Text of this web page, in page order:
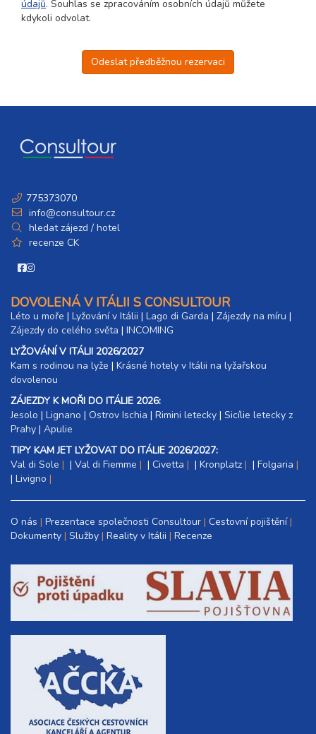
údajů. Souhlas se zpracováním osobních údajů můžete
kdykoli odvolat.
Odeslat předběžnou rezervaci
775373070
info@consultour.cz
hledat zájezd / hotel
recenze CK
DOVOLENÁ V ITÁLII S CONSULTOUR
Léto u moře | Lyžování v Itálii | Lago di Garda | Zájezdy na míru |
Zájezdy do celého světa | INCOMING
LYŽOVÁNÍ V ITÁLII 2026/2027
Kam s rodinou na lyže |​ Krásné hotely v Itálii na lyžařskou
dovolenou
ZÁJEZDY K MOŘI DO ITÁLIE 2026:
Jesolo | Lignano | Ostrov Ischia | Rimini letecky | Sicílie letecky z
Prahy | Apulie
TIPY KAM JET LYŽOVAT DO ITÁLIE 2026/2027:
Val di Sole
| Val di Fiemme | Civetta | Kronplatz | Folgaria
| Livigno
O nás Prezentace společnosti Consultour Cestovní pojištění
Dokumenty Služby Reality v Itálii Recenze